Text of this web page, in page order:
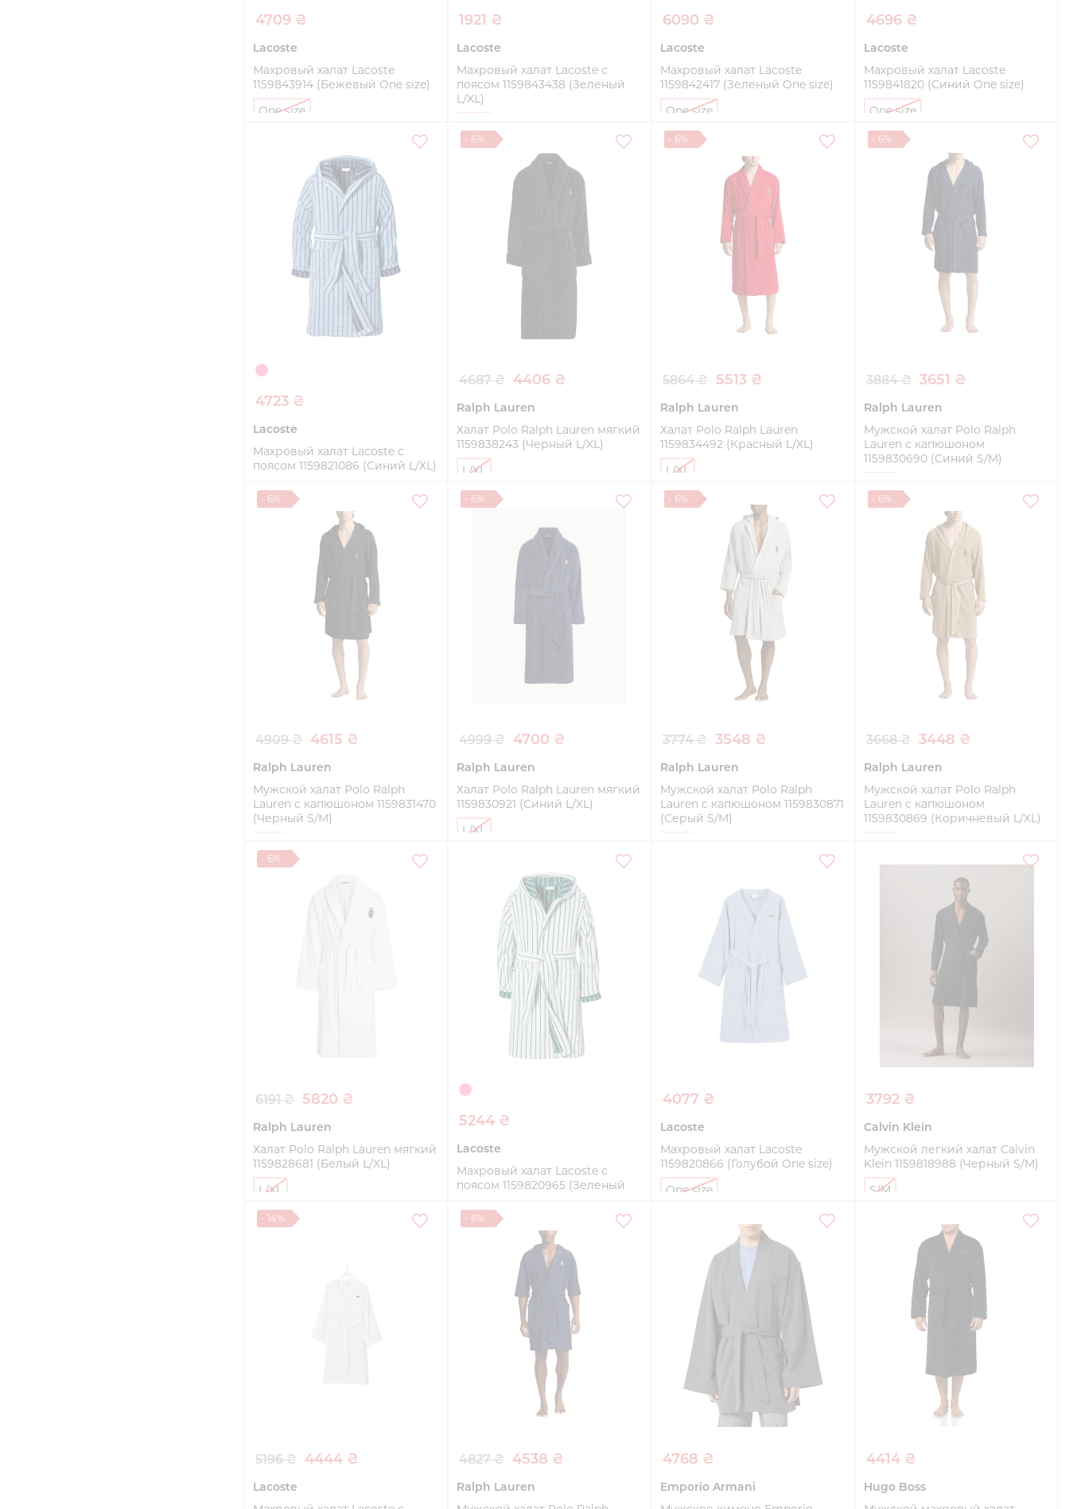
4709 ₴
Lacoste
Махровый халат Lacoste
1159843914 (Бежевый One size)
One size
1921 ₴
Lacoste
Махровый халат Lacoste с
поясом 1159843438 (Зеленый
L/XL)
Купить
6090 ₴
Lacoste
Махровый халат Lacoste
1159842417 (Зеленый One size)
One size
4696 ₴
Lacoste
Махровый халат Lacoste
1159841820 (Синий One size)
One size
4723 ₴
Lacoste
Махровый халат Lacoste с
поясом 1159821086 (Синий L/XL)
L/XL
Купить
- 6%
4687 ₴ 4406 ₴
Ralph Lauren
Халат Polo Ralph Lauren мягкий
1159838243 (Черный L/XL)
L/XL
- 6%
5864 ₴ 5513 ₴
Ralph Lauren
Халат Polo Ralph Lauren
1159834492 (Красный L/XL)
L/XL
Купить
- 6%
3884 ₴ 3651 ₴
Ralph Lauren
Мужской халат Polo Ralph
Lauren с капюшоном
1159830690 (Синий S/M)
Купить
- 6%
4909 ₴ 4615 ₴
Ralph Lauren
Мужской халат Polo Ralph
Lauren с капюшоном 1159831470
(Черный S/M)
- 6%
4999 ₴ 4700 ₴
Ralph Lauren
Халат Polo Ralph Lauren мягкий
1159830921 (Синий L/XL)
L/XL
- 6%
3774 ₴ 3548 ₴
Ralph Lauren
Мужской халат Polo Ralph
Lauren с капюшоном 1159830871
(Серый S/M)
- 6%
3668 ₴ 3448 ₴
Ralph Lauren
Мужской халат Polo Ralph
Lauren с капюшоном
1159830869 (Коричневый L/XL)
Купить
- 6%
6191 ₴ 5820 ₴
Ralph Lauren
Халат Polo Ralph Lauren мягкий
1159828681 (Белый L/XL)
L/XL
5244 ₴
Lacoste
Махровый халат Lacoste с
поясом 1159820965 (Зеленый
S/M
Купить
4077 ₴
Lacoste
Махровый халат Lacoste
1159820866 (Голубой One size)
One size
Купить
3792 ₴
Calvin Klein
Мужской легкий халат Calvin
Klein 1159818988 (Черный S/M)
S/M
Купить
- 14%
5196 ₴ 4444 ₴
Lacoste
- 6%
4827 ₴ 4538 ₴
Ralph Lauren
4768 ₴
Emporio Armani
4414 ₴
Hugo Boss